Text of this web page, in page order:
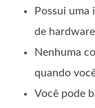
Possui
de
Nenhuma
quando
Você pode